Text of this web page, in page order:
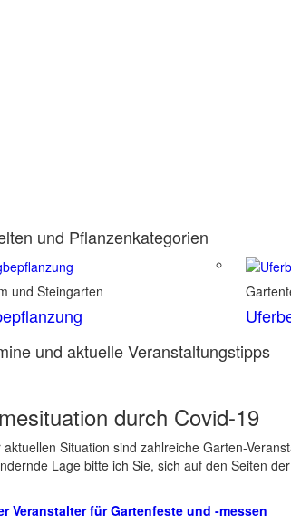
und Pflanzenkategorien
und Steingarten
und aktuelle Veranstaltungstipps
durch Covid-19
Situation sind zahlreiche Garten-
Lage bitte ich Sie, sich auf den Seiten
Veranstalter für Gartenfeste und -messen